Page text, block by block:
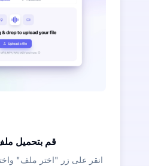
قم بتحميل
انقر على زر "اختر ملف"